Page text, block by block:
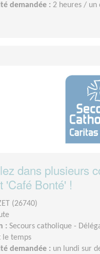
demandée : 2 heures / un
dans plusieurs
'Café Bonté' !
(26740)
: Secours catholique -
le temps
demandée : un lundi sur